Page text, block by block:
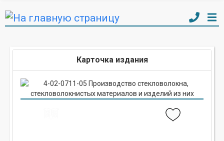
Карточка издания